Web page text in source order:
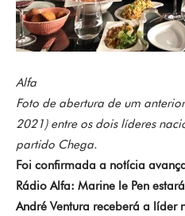
Alfa
Foto de abertura de um
2021) entre os dois líderes
partido Chega.
Foi confirmada a notícia
Rádio Alfa: Marine le Pen
André Ventura receberá a líder